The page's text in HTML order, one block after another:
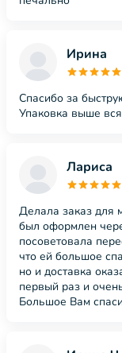
Ирина
Спасибо за
Упаковка выше
Лариса
Делала заказ для
был оформлен
посоветовала
что ей большое
но и доставка
первый раз и
Большое Вам